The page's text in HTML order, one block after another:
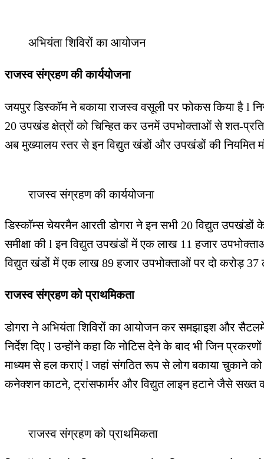
अभियंता शिविरों का आयोजन
राजस्व संग्रहण की कार्ययोजना
जयपुर डिस्कॉम ने बकाया राजस्व वसूली पर फोकस किया है l
20 उपखंड क्षेत्रों को चिन्हित कर उनमें उपभोक्ताओं से शत-
अब मुख्यालय स्तर से इन विद्युत खंडों और उपखंडों की नियमित
राजस्व संग्रहण की कार्ययोजना
डिस्कॉम्स चेयरमैन आरती डोगरा ने इन सभी 20 विद्युत
समीक्षा की l इन विद्युत उपखंडों में एक लाख 11 हजार
विद्युत खंडों में एक लाख 89 हजार उपभोक्ताओं पर दो करोड़
राजस्व संग्रहण को प्राथमिकता
डोगरा ने अभियंता शिविरों का आयोजन कर समझाइश और
निर्देश दिए l उन्होंने कहा कि नोटिस देने के बाद भी जिन
माध्यम से हल कराएं l जहां संगठित रूप से लोग बकाया चुकाने
कनेक्शन काटने, ट्रांसफार्मर और विद्युत लाइन हटाने जैसे सख्त
राजस्व संग्रहण को प्राथमिकता